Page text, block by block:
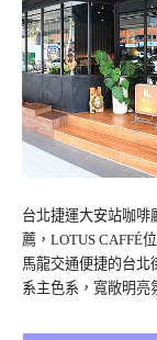
台北捷運大安站咖啡
薦，LOTUS CAFFÉ
馬龍交通便捷的台北
系主色系，寬敞明